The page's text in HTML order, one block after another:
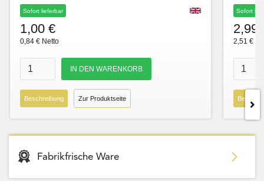
Sofort lieferbar
1,00 €
0,84 € Netto
Beschreibung Zur Produktseite
Sofort
2,99
2,51 €
Fabrikfrische Ware